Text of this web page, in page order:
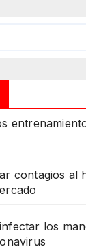
contagios al
los